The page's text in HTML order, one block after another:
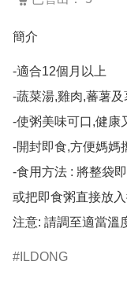
簡介
-適合12個月以上
-蔬菜湯,雞肉,蕃薯
-使粥美味可口,健康
-開封即食,方便媽媽
-食用方法 : 將整袋
或把即食粥直接放
注意: 請調至適當溫
ILDONG